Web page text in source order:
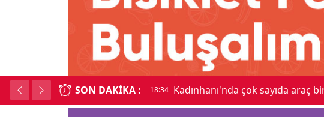
SON DAKIKA : 18:34 Beşikçioğlu Konya'ya Sevk Edildi